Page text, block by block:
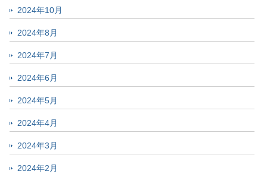
2024年10月
2024年8月
2024年7月
2024年6月
2024年5月
2024年4月
2024年3月
2024年2月